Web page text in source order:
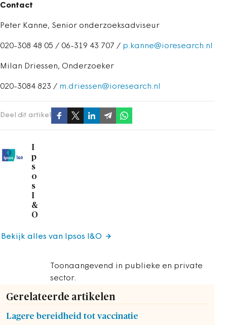
Contact
Peter Kanne, Senior onderzoeksadviseur
020-308 48 05 / 06-319 43 707 / p.kanne@ioresearch.nl
Milan Driessen, Onderzoeker
020-3084 823 / m.driessen@ioresearch.nl
Deel dit artikel
I
p
s
o
s
I
&
O
Toonaangevend in publieke en private
sector.
Bekijk alles van Ipsos I&O
Gerelateerde artikelen
Lagere bereidheid tot vaccinatie